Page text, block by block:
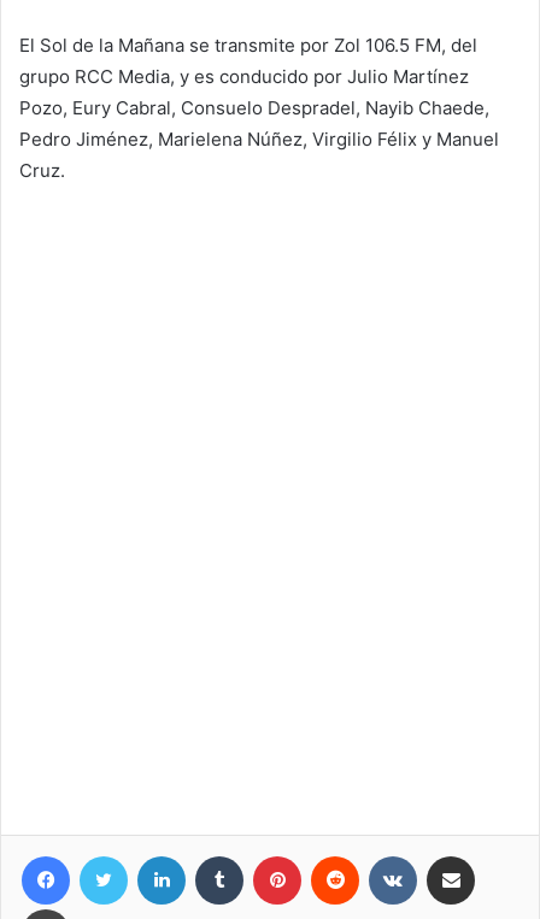
El Sol de la Mañana se transmite por Zol 106.5 FM, del
grupo RCC Media, y es conducido por Julio Martínez
Pozo, Eury Cabral, Consuelo Despradel, Nayib Chaede,
Pedro Jiménez, Marielena Núñez, Virgilio Félix y Manuel
Cruz.
FacebookTwitter LinkedIn Tumblr Pinterest Reddit VKontakte
Imprimir